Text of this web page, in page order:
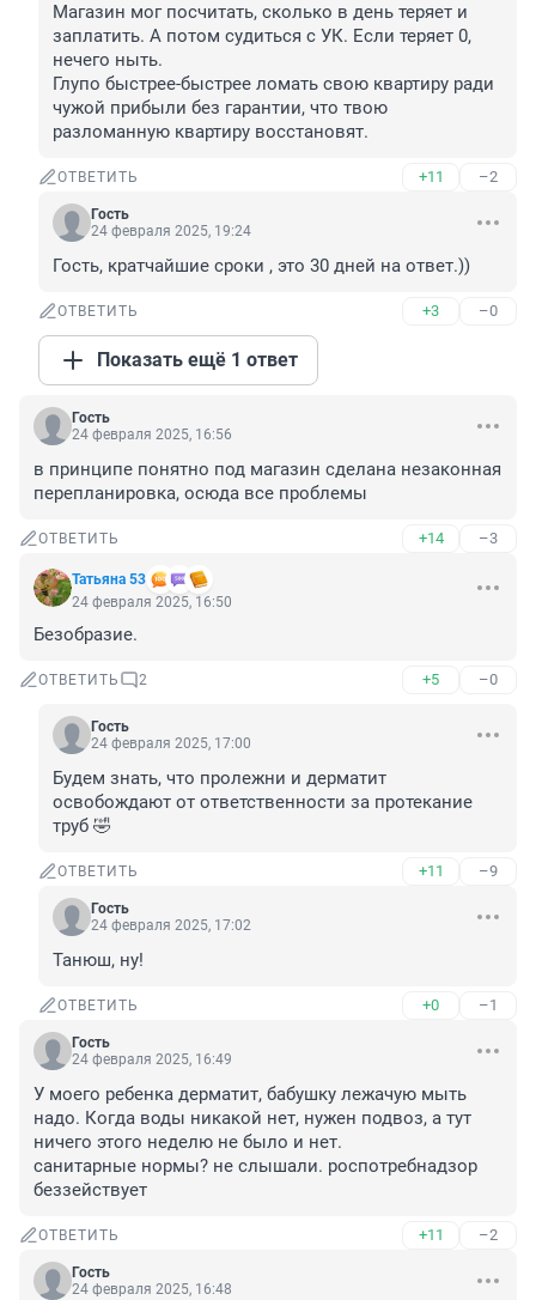
Магазин мог посчитать, сколько в день теряет и
заплатить. А потом судиться с УК. Если теряет 0,
нечего ныть.
Глупо быстрее-быстрее ломать свою квартиру ради
чужой прибыли без гарантии, что твою
разломанную квартиру восстановят.
ОТВЕТИТЬ +11 –2
Гость
24 февраля 2025, 19:24
Гость, кратчайшие сроки , это 30 дней на ответ.))
ОТВЕТИТЬ +3 –0
Показать ещё 1 ответ
Гость
24 февраля 2025, 16:56
в принципе понятно под магазин сделана незаконная
перепланировка, осюда все проблемы
ОТВЕТИТЬ +14 –3
Татьяна 53
24 февраля 2025, 16:50
Безобразие.
ОТВЕТИТЬ 2 +5 –0
Гость
24 февраля 2025, 17:00
Будем знать, что пролежни и дерматит
освобождают от ответственности за протекание
труб 🤣
ОТВЕТИТЬ +11 –9
Гость
24 февраля 2025, 17:02
Танюш, ну!
ОТВЕТИТЬ +0 –1
Гость
24 февраля 2025, 16:49
У моего ребенка дерматит, бабушку лежачую мыть
надо. Когда воды никакой нет, нужен подвоз, а тут
ничего этого неделю не было и нет.
санитарные нормы? не слышали. роспотребнадзор
беззействует
ОТВЕТИТЬ +11 –2
Гость
24 февраля 2025, 16:48